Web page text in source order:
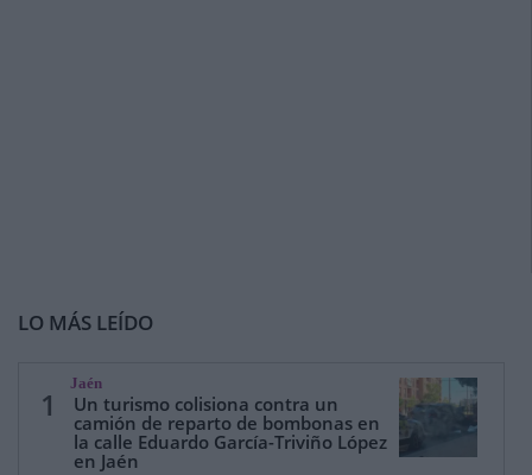
LO MÁS LEÍDO
1
Jaén
Un turismo colisiona contra un
camión de reparto de bombonas en
la calle Eduardo García-Triviño López
en Jaén